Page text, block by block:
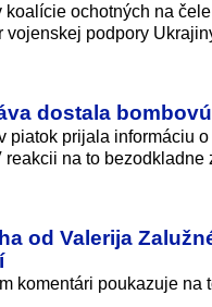
koalície ochotných na
vojenskej podpory
dostala
piatok prijala informáciu
reakcii na to
od Valerija
komentári poukazuje